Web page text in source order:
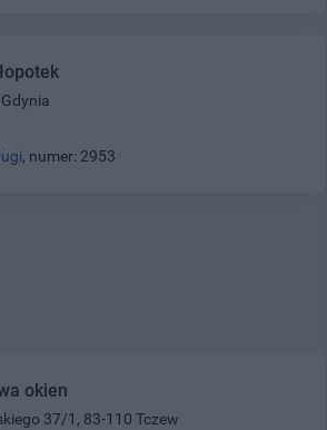
, numer: 2953
okien
37/1, 83-110 Tczew